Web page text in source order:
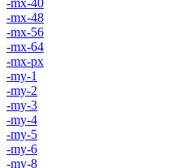
-mx-48
-mx-56
-mx-64
-mx-px
-my-1
-my-2
-my-3
-my-4
-my-5
-my-6
-my-8